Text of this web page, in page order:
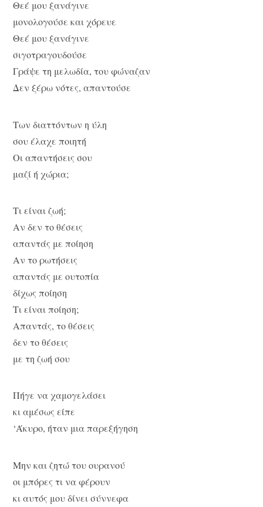
Θεέ μου ξανάγινε
μονολογούσε και χόρευε
Θεέ μου ξανάγινε
σιγοτραγουδούσε
Γράψε τη μελωδία, του φώναζαν
Δεν ξέρω νότες, απαντούσε
Των διαττόντων η ύλη
σου έλαχε ποιητή
Οι απαντήσεις σου
μαζί ή χώρια;
Τι είναι ζωή;
Αν δεν το θέσεις
απαντάς με ποίηση
Αν το ρωτήσεις
απαντάς με ουτοπία
δίχως ποίηση
Τι είναι ποίηση;
Απαντάς, το θέσεις
δεν το θέσεις
με τη ζωή σου
Πήγε να χαμογελάσει
κι αμέσως είπε
‘Άκυρο, ήταν μια παρεξήγηση
Μην και ζητώ του ουρανού
οι μπόρες τι να φέρουν
κι αυτός μου δίνει σύννεφα